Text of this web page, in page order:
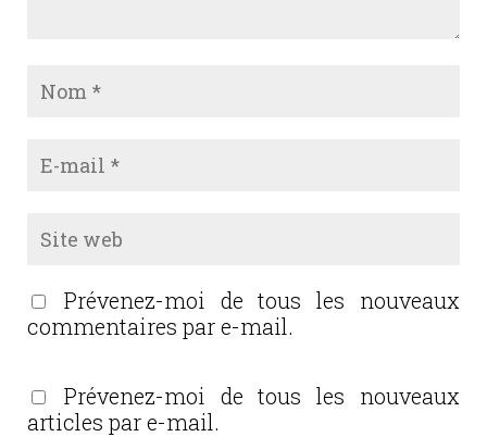
Prévenez-moi de tous les nouveaux
commentaires par e-mail.
Prévenez-moi de tous les nouveaux
articles par e-mail.